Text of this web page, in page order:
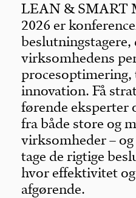
LEAN & SMART
2026 er
beslutningstagere,
virksomhedens
procesoptimering,
innovation. Få
førende eksperter
fra både store og
virksomheder –
tage de rigtige
hvor effektivitet
afgørende.